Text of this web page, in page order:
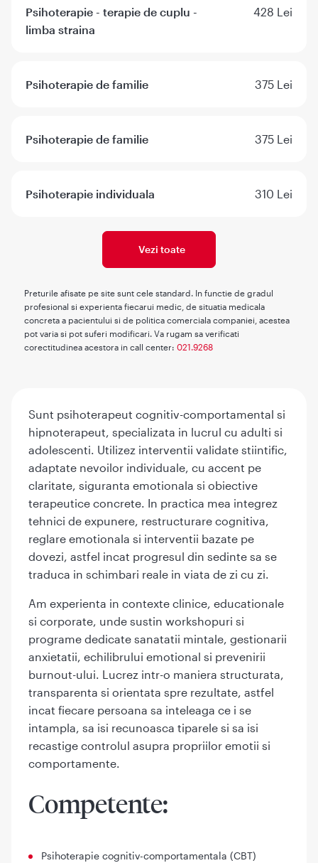
Psihoterapie - terapie de cuplu -
limba straina
428 Lei
Psihoterapie de familie 375 Lei
Psihoterapie de familie 375 Lei
Psihoterapie individuala 310 Lei
Vezi toate
Preturile afisate pe site sunt cele standard. In functie de gradul
profesional si experienta fiecarui medic, de situatia medicala
concreta a pacientului si de politica comerciala companiei, acestea
pot varia si pot suferi modificari. Va rugam sa verificati
corectitudinea acestora in call center: 021.9268
Sunt psihoterapeut cognitiv-comportamental si
hipnoterapeut, specializata in lucrul cu adulti si
adolescenti. Utilizez interventii validate stiintific,
adaptate nevoilor individuale, cu accent pe
claritate, siguranta emotionala si obiective
terapeutice concrete. In practica mea integrez
tehnici de expunere, restructurare cognitiva,
reglare emotionala si interventii bazate pe
dovezi, astfel incat progresul din sedinte sa se
traduca in schimbari reale in viata de zi cu zi.
Am experienta in contexte clinice, educationale
si corporate, unde sustin workshopuri si
programe dedicate sanatatii mintale, gestionarii
anxietatii, echilibrului emotional si prevenirii
burnout-ului. Lucrez intr-o maniera structurata,
transparenta si orientata spre rezultate, astfel
incat fiecare persoana sa inteleaga ce i se
intampla, sa isi recunoasca tiparele si sa isi
recastige controlul asupra propriilor emotii si
comportamente.
Competente:
Psihoterapie cognitiv-comportamentala (CBT)